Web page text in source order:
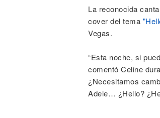
La reconocida
cover del tema
Vegas.
“Esta noche, si
comentó Celine
¿Necesitamos
Adele… ¿Hello?